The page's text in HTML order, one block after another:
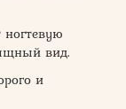
ногтевую
вид.
и